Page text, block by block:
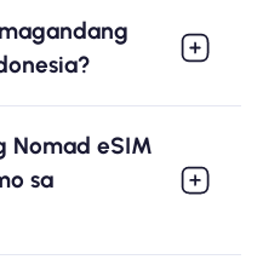
Nomad eSIM
sa